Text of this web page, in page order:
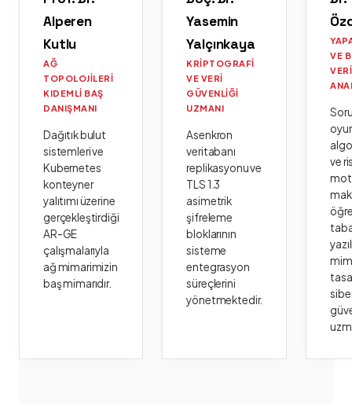
Alperen
Kutlu
AĞ
TOPOLOJILERI
KIDEMLI BAŞ
DANIŞMANI
Dağıtık bulut
sistemleri ve
Kubernetes
konteyner
yalıtımı üzerine
gerçekleştirdiği
AR-GE
çalışmalarıyla
ağ mimarimizin
baş mimarıdır.
Yasemin
Yalçınkaya
KRIPTOGRAFI
VE VERI
GÜVENLIĞI
UZMANI
Asenkron
veritabanı
replikasyonu ve
TLS 1.3
asimetrik
şifreleme
bloklarının
sisteme
entegrasyon
süreçlerini
yönetmektedir.
VE
VERI
ve